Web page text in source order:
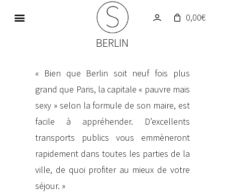
0,00€
BERLIN
« Bien que Berlin soit neuf fois plus
grand que Paris, la capitale « pauvre mais
sexy » selon la formule de son maire, est
facile à appréhender. D’excellents
transports publics vous emmèneront
rapidement dans toutes les parties de la
ville, de quoi profiter au mieux de votre
séjour. »